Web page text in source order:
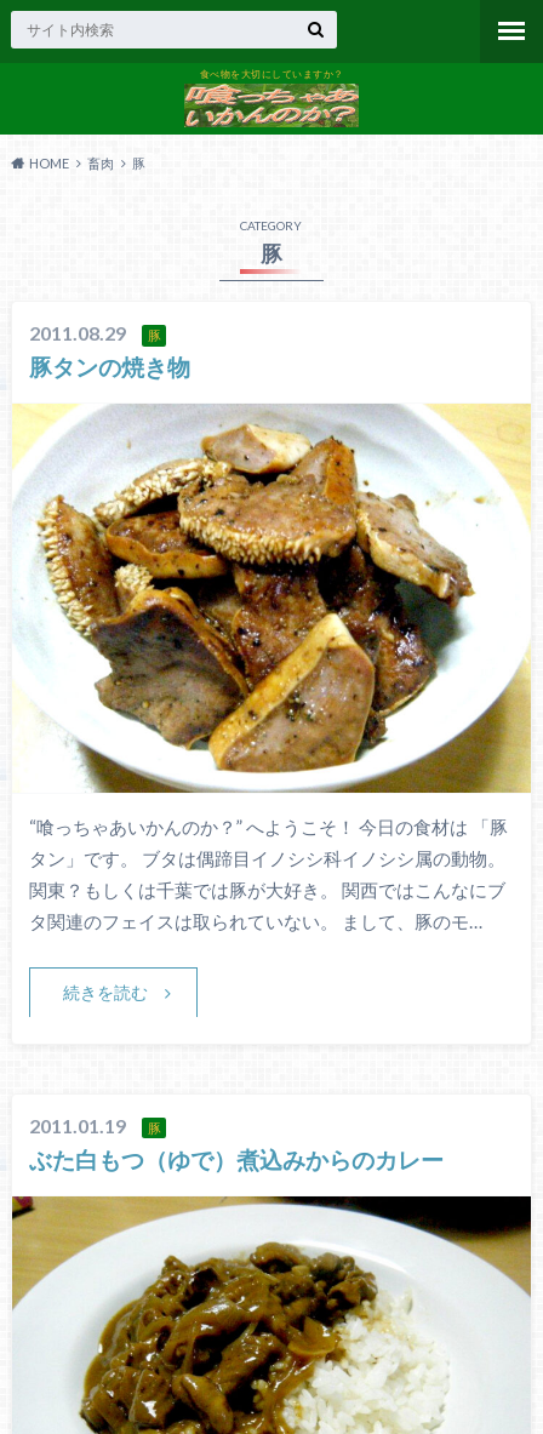
食べ物を大切にしていますか？
HOME 畜肉 豚
CATEGORY
豚
2011.08.29 豚
豚タンの焼き物
“喰っちゃあいかんのか？” へようこそ！ 今日の食材は 「豚
タン」です。 ブタは偶蹄目イノシシ科イノシシ属の動物。
関東？もしくは千葉では豚が大好き。 関西ではこんなにブ
タ関連のフェイスは取られていない。 まして、豚のモ…
続きを読む
2011.01.19 豚
ぶた白もつ（ゆで）煮込みからのカレー